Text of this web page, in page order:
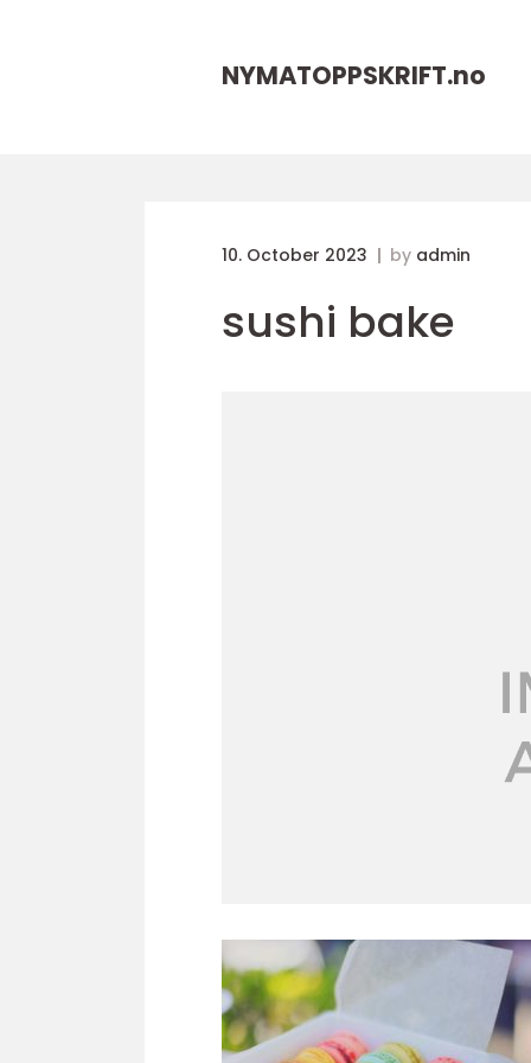
NYMATOPPSKRIFT.no
10. October 2023 by admin
sushi bake